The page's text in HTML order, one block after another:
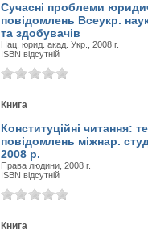
Сучасні проблеми
повідомлень Всеукр.
та здобувачів
Нац. юрид. акад. Укр., 2008 г.
ISBN відсутній
Книга
Конституційні читання:
повідомлень міжнар.
2008 р.
Права людини, 2008 г.
ISBN відсутній
Книга